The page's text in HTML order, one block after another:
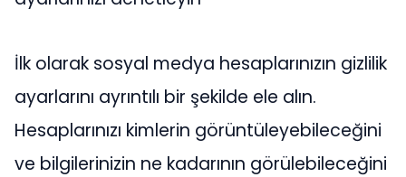
İlk olarak sosyal medya hesaplarınızın gizlilik
ayarlarını ayrıntılı bir şekilde ele alın.
Hesaplarınızı kimlerin görüntüleyebileceğini
ve bilgilerinizin ne kadarının görülebileceğini